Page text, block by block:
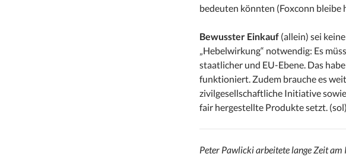
bedeuten könnten (Foxconn bleibe
Bewusster Einkauf (allein) sei
„Hebelwirkung“ notwendig: Es
staatlicher und EU-Ebene. Das
funktioniert. Zudem brauche es
zivilgesellschaftliche Initiative
fair hergestellte Produkte setzt. (sol)
Peter Pawlicki arbeitete lange Zeit